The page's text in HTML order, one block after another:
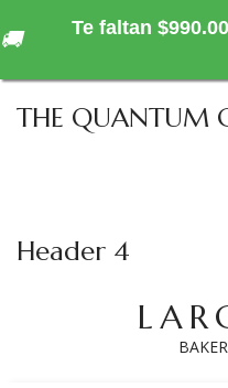
THE QUANTUM
Header 4
🚚
Te faltan